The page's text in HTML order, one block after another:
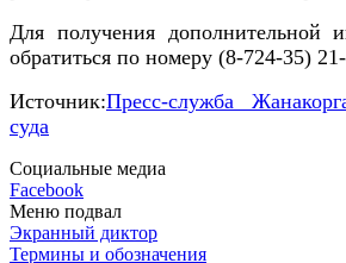
Для получения дополнительной
обратиться по номеру (8-724-35)
Источник:Пресс-служба
суда
Социальные медиа
Facebook
Меню подвал
Экранный диктор
Термины и обозначения